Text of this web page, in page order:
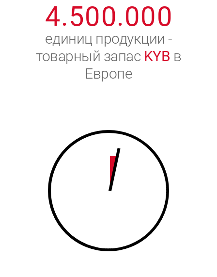
4
5
6
9
0
.5
6
7
0
00.000
единиц продукции -
товарный запас KYB в
Европе